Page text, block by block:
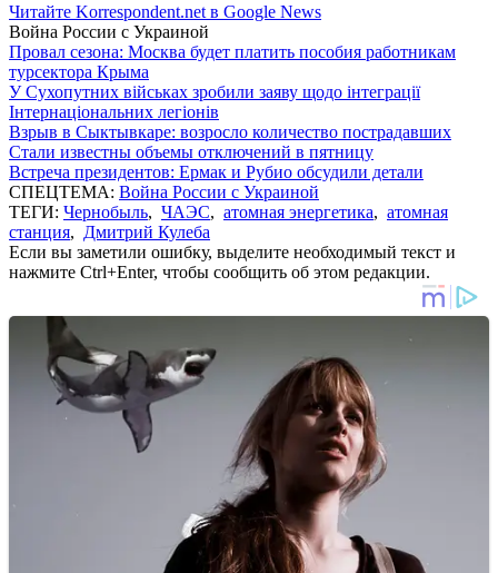
Читайте Korrespondent.net в Google News
Война России с Украиной
Провал сезона: Москва будет платить пособия работникам
турсектора Крыма
У Сухопутних військах зробили заяву щодо інтеграції
Інтернаціональних легіонів
Взрыв в Сыктывкаре: возросло количество пострадавших
Стали известны объемы отключений в пятницу
Встреча президентов: Ермак и Рубио обсудили детали
СПЕЦТЕМА: Война России с Украиной
ТЕГИ: Чернобыль, ЧАЭС, атомная энергетика, атомная
станция, Дмитрий Кулеба
Если вы заметили ошибку, выделите необходимый текст и
нажмите Ctrl+Enter, чтобы сообщить об этом редакции.